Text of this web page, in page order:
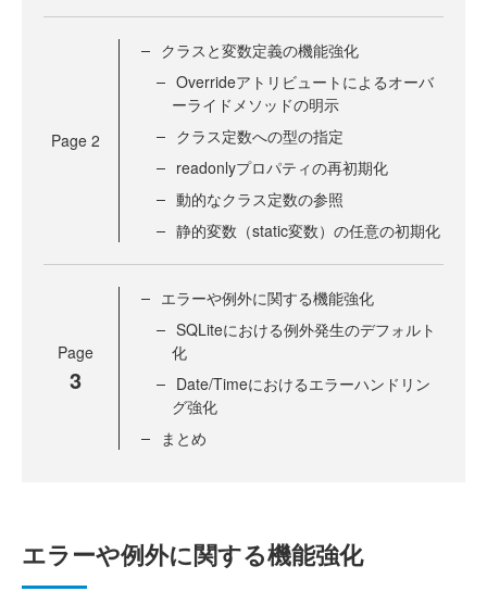
Page 2
クラスと変数定義の機能強化
Overrideアトリビュートによるオーバ
ーライドメソッドの明示
クラス定数への型の指定
readonlyプロパティの再初期化
動的なクラス定数の参照
静的変数（static変数）の任意の初期化
Page
3
エラーや例外に関する機能強化
SQLiteにおける例外発生のデフォルト
化
Date/Timeにおけるエラーハンドリン
グ強化
まとめ
エラーや例外に関する機能強化